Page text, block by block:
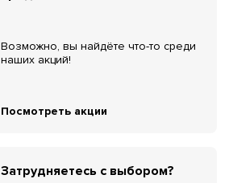
Возможно, вы найдёте что-то среди
наших акций!
Посмотреть акции
Затрудняетесь с выбором?